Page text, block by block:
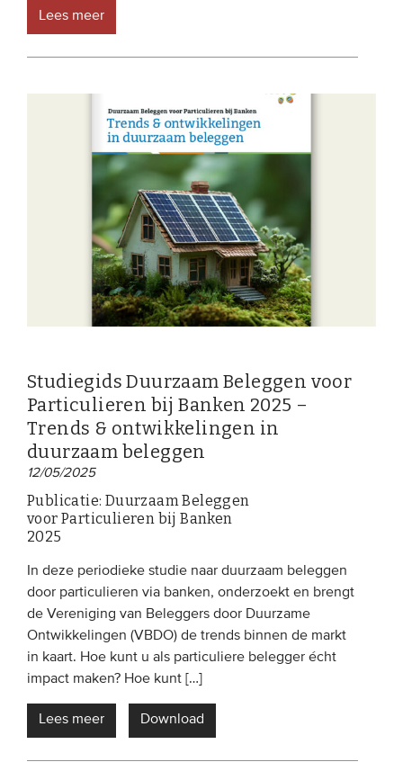
Lees meer
Studiegids Duurzaam Beleggen voor
Particulieren bij Banken 2025 –
Trends & ontwikkelingen in
duurzaam beleggen
12/05/2025
Publicatie: Duurzaam Beleggen
voor Particulieren bij Banken
2025
In deze periodieke studie naar duurzaam beleggen
door particulieren via banken, onderzoekt en brengt
de Vereniging van Beleggers door Duurzame
Ontwikkelingen (VBDO) de trends binnen de markt
in kaart. Hoe kunt u als particuliere belegger écht
impact maken? Hoe kunt […]
Lees meer Download